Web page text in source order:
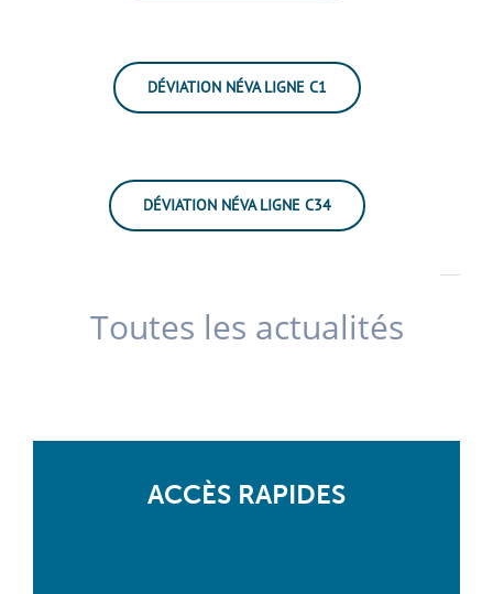
DÉVIATION NÉVA LIGNE C1
DÉVIATION NÉVA LIGNE C34
Toutes les actualités
ACCÈS RAPIDES